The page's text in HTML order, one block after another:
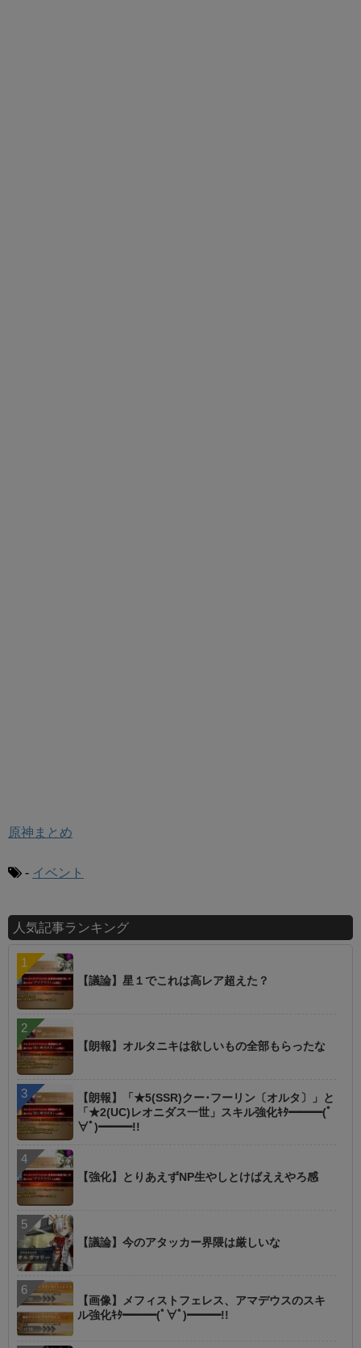
原神まとめ
- イベント
人気記事ランキング
【議論】星１でこれは高レア超えた？
【朗報】オルタニキは欲しいもの全部もらったな
【朗報】「★5(SSR)クー･フーリン〔オルタ〕」と
「★2(UC)レオニダス一世」スキル強化ｷﾀ━━━(ﾟ
∀ﾟ)━━━!!
【強化】とりあえずNP生やしとけばええやろ感
【議論】今のアタッカー界隈は厳しいな
【画像】メフィストフェレス、アマデウスのスキ
ル強化ｷﾀ━━━(ﾟ∀ﾟ)━━━!!